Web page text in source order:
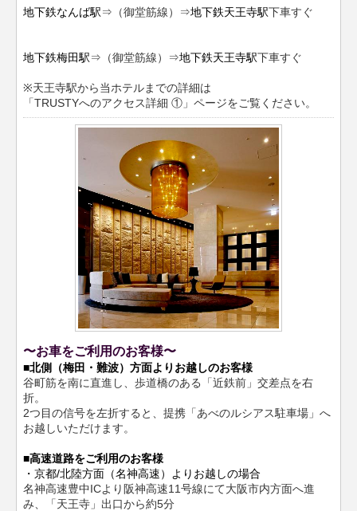
地下鉄なんば駅⇒（御堂筋線）⇒地下鉄天王寺駅下車すぐ
地下鉄梅田駅⇒（御堂筋線）⇒地下鉄天王寺駅下車すぐ
※天王寺駅から当ホテルまでの詳細は
「TRUSTYへのアクセス詳細 ①」ページをご覧ください。
〜お車をご利用のお客様〜
■北側（梅田・難波）方面よりお越しのお客様
谷町筋を南に直進し、歩道橋のある「近鉄前」交差点を右
折。
2つ目の信号を左折すると、提携「あべのルシアス駐車場」へ
お越しいただけます。
■高速道路をご利用のお客様
・京都/北陸方面（名神高速）よりお越しの場合
名神高速豊中ICより阪神高速11号線にて大阪市内方面へ進
み、「天王寺」出口から約5分